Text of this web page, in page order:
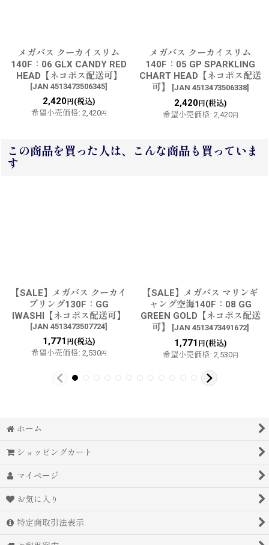
メガバス クーカイスリム
140F：06 GLX CANDY RED
HEAD【ネコポス配送可】
[JAN 4513473506345]
2,420円(税込)
希望小売価格: 2,420円
メガバス クーカイスリム
140F：05 GP SPARKLING
CHART HEAD【ネコポス配送
可】
[JAN 4513473506338]
2,420円(税込)
希望小売価格: 2,420円
この商品を買った人は、こんな商品も買っていま
す
【SALE】メガバス クーカイ
ブリング130F：GG
IWASHI【ネコポス配送可】
[JAN 4513473507724]
1,771 円(税込)
希望小売価格: 2,530円
【SALE】メガバス マリンギ
ャング空海140F：08 GG
GREEN GOLD【ネコポス配送
可】
[JAN 4513473491672]
1,771 円(税込)
希望小売価格: 2,530円
ホーム
ショッピングカート
マイページ
お気に入り
特定商取引法表示